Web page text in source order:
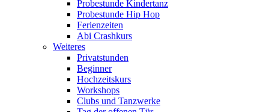
Probestunde Kindertanz
Probestunde Hip Hop
Ferienzeiten
Abi Crashkurs
Weiteres
Privatstunden
Beginner
Hochzeitskurs
Workshops
Clubs und Tanzwerke